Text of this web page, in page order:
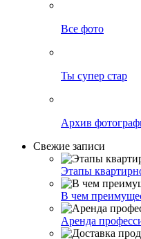
Все фото
Ты супер стар
Архив
Свежие записи
Этапы
В чем
Аренда